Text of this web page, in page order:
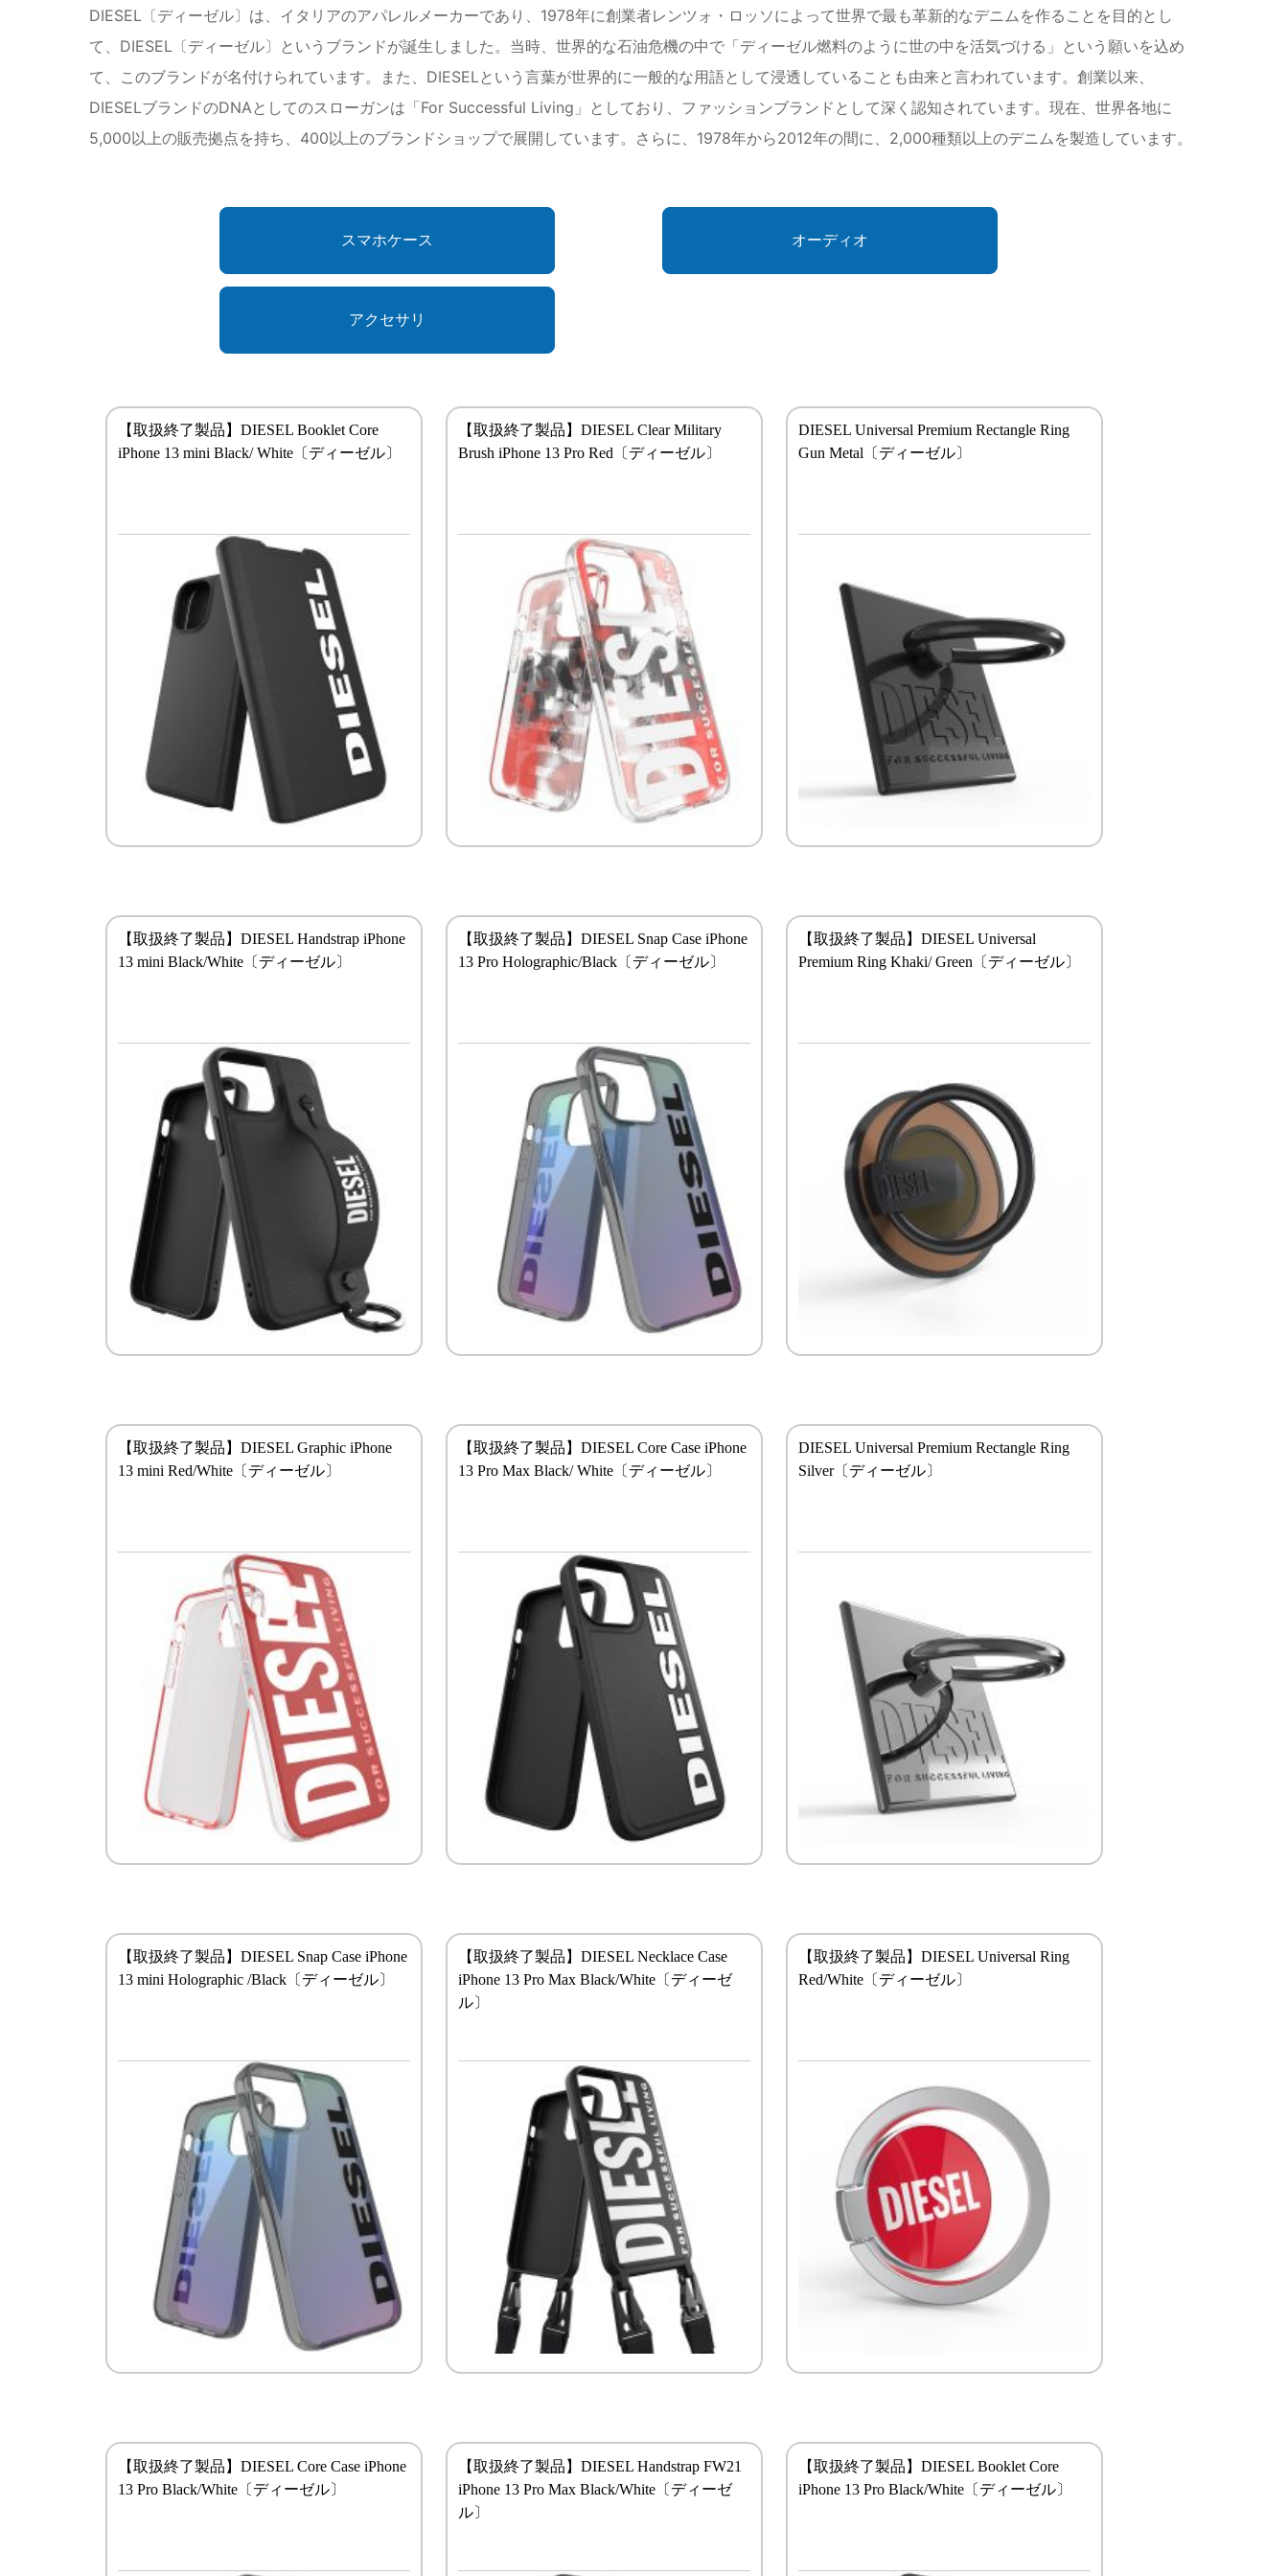
DIESEL〔ディーゼル〕は、イタリアのアパレルメーカーであり、1978年に創業者レンツォ・ロッソによって世界で最も革新的なデニムを作ることを目的とし
て、DIESEL〔ディーゼル〕というブランドが誕生しました。当時、世界的な石油危機の中で「ディーゼル燃料のように世の中を活気づける」という願いを込め
て、このブランドが名付けられています。また、DIESELという言葉が世界的に一般的な用語として浸透していることも由来と言われています。創業以来、
DIESELブランドのDNAとしてのスローガンは「For Successful Living」としており、ファッションブランドとして深く認知されています。現在、世界各地に
5,000以上の販売拠点を持ち、400以上のブランドショップで展開しています。さらに、1978年から2012年の間に、2,000種類以上のデニムを製造しています。
スマホケース オーディオ
アクセサリ
【取扱終了製品】DIESEL Booklet Core
iPhone 13 mini Black/ White〔ディーゼル〕
【取扱終了製品】DIESEL Clear Military
Brush iPhone 13 Pro Red〔ディーゼル〕
DIESEL Universal Premium Rectangle Ring
Gun Metal〔ディーゼル〕
【取扱終了製品】DIESEL Handstrap iPhone
13 mini Black/White〔ディーゼル〕
【取扱終了製品】DIESEL Snap Case iPhone
13 Pro Holographic/Black〔ディーゼル〕
【取扱終了製品】DIESEL Universal
Premium Ring Khaki/ Green〔ディーゼル〕
【取扱終了製品】DIESEL Graphic iPhone
13 mini Red/White〔ディーゼル〕
【取扱終了製品】DIESEL Core Case iPhone
13 Pro Max Black/ White〔ディーゼル〕
DIESEL Universal Premium Rectangle Ring
Silver〔ディーゼル〕
【取扱終了製品】DIESEL Snap Case iPhone
13 mini Holographic /Black〔ディーゼル〕
【取扱終了製品】DIESEL Necklace Case
iPhone 13 Pro Max Black/White〔ディーゼ
ル〕
【取扱終了製品】DIESEL Universal Ring
Red/White〔ディーゼル〕
【取扱終了製品】DIESEL Core Case iPhone
13 Pro Black/White〔ディーゼル〕
【取扱終了製品】DIESEL Handstrap FW21
iPhone 13 Pro Max Black/White〔ディーゼ
ル〕
【取扱終了製品】DIESEL Booklet Core
iPhone 13 Pro Black/White〔ディーゼル〕